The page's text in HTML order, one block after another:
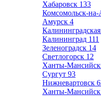
Хабаровск 133
Комсомольск-
Амурск 4
Калининградская
Калининград 111
Зеленоградск 14
Светлогорск 12
Ханты-
Сургут 93
Нижневартовск
Ханты-Мансийск